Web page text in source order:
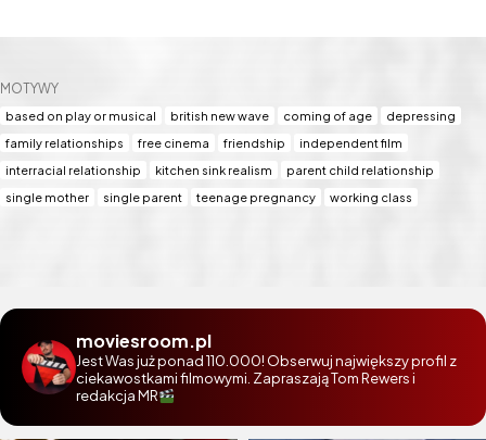
MOTYWY
based on play or musical british new wave coming of age
depressing
family relationships
free cinema friendship
independent film
interracial relationship
kitchen sink realism
parent child relationship
single mother
single parent teenage pregnancy working class
moviesroom.pl
Jest Was już ponad 110.000! Obserwuj największy profil z
ciekawostkami filmowymi. Zapraszają Tom Rewers i
redakcja MR